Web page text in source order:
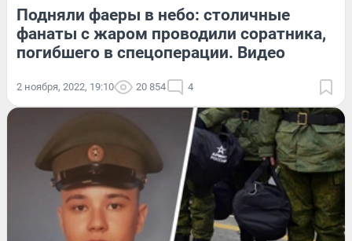
Подняли фаеры в небо: столичные
фанаты с жаром проводили соратника,
погибшего в спецоперации. Видео
2 ноября, 2022, 19:10 20 854 4